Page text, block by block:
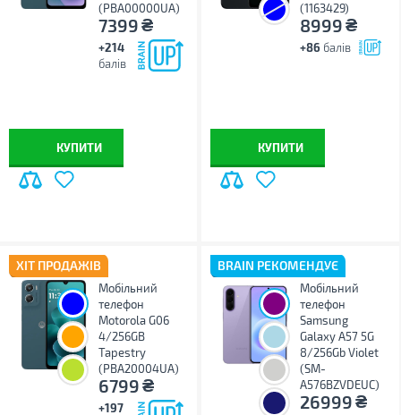
(PBA00000UA)
7399₴
+214
балів
КУПИТИ
(1163429)
8999₴
+86 балів
КУПИТИ
ХІТ ПРОДАЖІВ
Мобільний
телефон
Motorola G06
4/256GB
Tapestry
(PBA20004UA)
6799₴
+197
BRAIN РЕКОМЕНДУЄ
Мобільний
телефон
Samsung
Galaxy A57 5G
8/256Gb Violet
(SM-
A576BZVDEUC)
26999₴